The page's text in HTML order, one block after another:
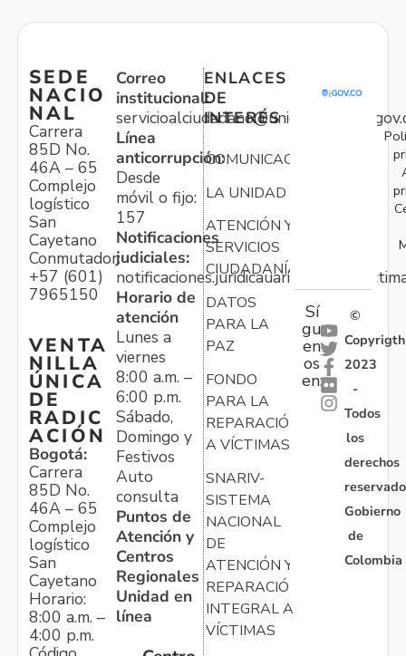
SEDE
NACIO
NAL
Carrera
85D No.
46A – 65
Complejo
logístico
San
Cayetano
Conmutador:
+57 (601)
7965150
VENTA
NILLA
ÚNICA
DE
RADIC
ACIÓN
Bogotá:
Carrera
85D No.
46A – 65
Complejo
logístico
San
Cayetano
Horario:
8:00 a.m. –
4:00 p.m.
Correo
institucional:
Línea
anticorrupción:
Desde
móvil o fijo:
157
Notificaciones
judiciales:
Horario de
atención
Lunes a
viernes
8:00 a.m. –
6:00 p.m.
Sábado,
Domingo y
Festivos
Auto
consulta
Puntos de
Atención y
Centros
Regionales
Unidad en
línea
ENLACES
DE
INTERÉS
COMUNICACIONES
LA UNIDAD
ATENCIÓN Y
SERVICIOS
CIUDADANÍA
DATOS
PARA LA
PAZ
FONDO
PARA LA
REPARACIÓN
A VÍCTIMAS
SNARIV-
SISTEMA
NACIONAL
DE
ATENCIÓN Y
REPARACIÓN
INTEGRAL A
VÍCTIMAS
Sí
gu
en
os
en:
©
Copyrigth
2023
-
Todos
los
derechos
Gobierno
de
Colombia